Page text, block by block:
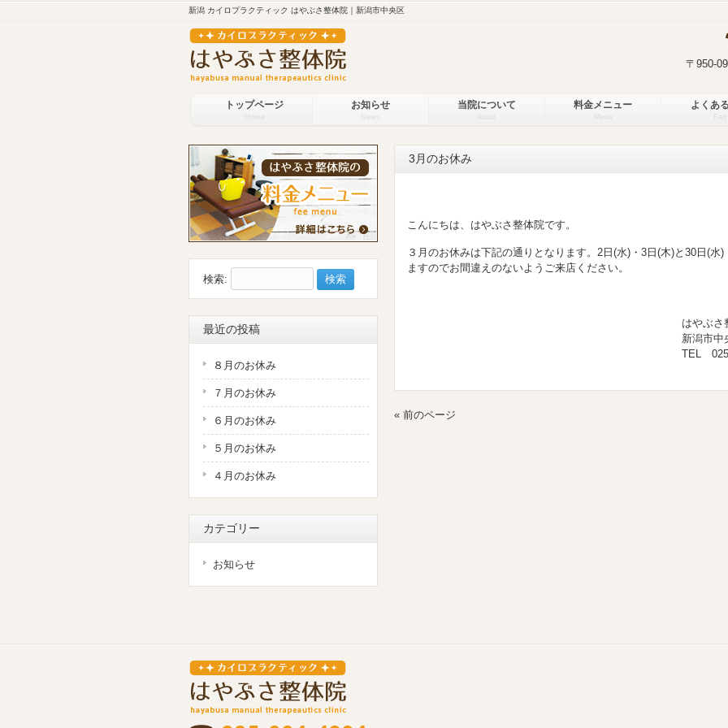
新潟 カイロプラクティック はやぶさ整体院｜新潟市中央区
〒950-
トップページ お知らせ
News
当院について 料金メニュー よくあ
3月のお休み
こんにちは、はやぶさ整体院です。
３月のお休みは下記の通りとなります。2日(水)・3日(木)と30日(水
ますのでお間違えのないようご来店ください。
はやぶさ整体
新潟市中央区新和１－４
TEL 025-384-
« 前のページ
検索:
最近の投稿
８月のお休み
７月のお休み
６月のお休み
５月のお休み
４月のお休み
カテゴリー
お知らせ